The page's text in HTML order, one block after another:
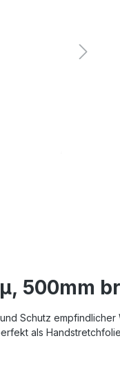
500mm
und Schutz empfindlicher
als